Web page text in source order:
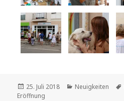
Veröffentlicht
am
25. Juli 2018 Kategorien
Neuigkeiten
Eröffnung